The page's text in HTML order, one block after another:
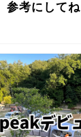
参考にしてね